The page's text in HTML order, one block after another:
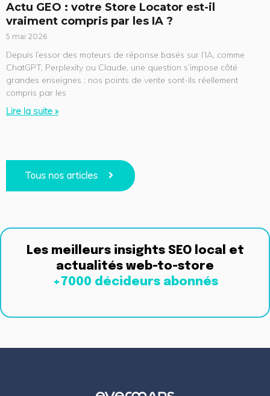
Actu GEO : votre Store Locator est-il
vraiment compris par les IA ?
5 mai 2026
Depuis l’essor des moteurs de réponse basés sur l’IA, comme
ChatGPT, Perplexity ou Claude, une question s’impose côté
grandes enseignes : nos points de vente sont-ils réellement
compris par les
Lire la suite »
Tous nos articles
Les meilleurs insights SEO local et
actualités web-to-store
+7000 décideurs abonnés